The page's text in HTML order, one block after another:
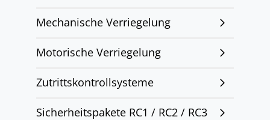
Mechanische Verriegelung
Motorische Verriegelung
Zutrittskontrollsysteme
Sicherheitspakete RC1 / RC2 / RC3